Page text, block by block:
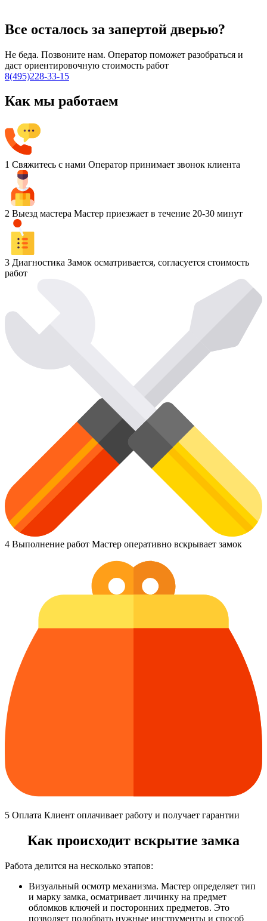
Все осталось за запертой дверью?
Не беда. Позвоните нам. Оператор поможет разобраться и
даст ориентировочную стоимость работ
8(495)228-33-15
Как мы работаем
1 Свяжитесь с нами Оператор принимает звонок клиента
2 Выезд мастера Мастер приезжает в течение 20-30 минут
3 Диагностика Замок осматривается, согласуется стоимость
работ
4 Выполнение работ Мастер оперативно вскрывает замок
5 Оплата Клиент оплачивает работу и получает гарантии
Как происходит вскрытие замка
Работа делится на несколько этапов:
Визуальный осмотр механизма. Мастер определяет тип
и марку замка, осматривает личинку на предмет
обломков ключей и посторонних предметов. Это
позволяет подобрать нужные инструменты и способ